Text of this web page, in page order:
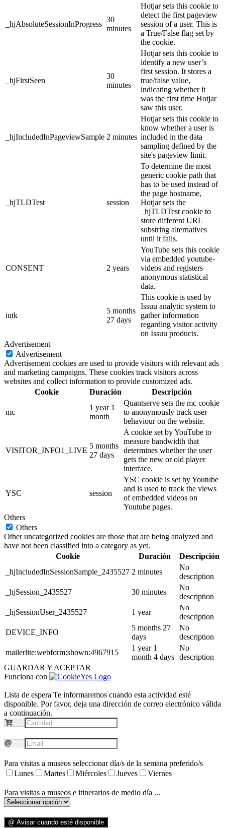
_hjAbsoluteSessionInProgress
30
minutes
Hotjar sets this cookie to
detect the first pageview
session of a user. This is
a True/False flag set by
the cookie.
_hjFirstSeen
30
minutes
Hotjar sets this cookie to
identify a new user’s
first session. It stores a
true/false value,
indicating whether it
was the first time Hotjar
saw this user.
_hjIncludedInPageviewSample 2 minutes
Hotjar sets this cookie to
know whether a user is
included in the data
sampling defined by the
site's pageview limit.
_hjTLDTest session
To determine the most
generic cookie path that
has to be used instead of
the page hostname,
Hotjar sets the
_hjTLDTest cookie to
store different URL
substring alternatives
until it fails.
CONSENT 2 years
YouTube sets this cookie
via embedded youtube-
videos and registers
anonymous statistical
data.
iutk
5 months
27 days
This cookie is used by
Issuu analytic system to
gather information
regarding visitor activity
on Issuu products.
Advertisement
Advertisement
Advertisement cookies are used to provide visitors with relevant ads
and marketing campaigns. These cookies track visitors across
websites and collect information to provide customized ads.
Cookie
Duración Descripción
mc
1 year 1
month
Quantserve sets the mc cookie
to anonymously track user
behaviour on the website.
VISITOR_INFO1_LIVE
5 months
27 days
A cookie set by YouTube to
measure bandwidth that
determines whether the user
gets the new or old player
interface.
YSC session
YSC cookie is set by Youtube
and is used to track the views
of embedded videos on
Youtube pages.
Others
Others
Other uncategorized cookies are those that are being analyzed and
have not been classified into a category as yet.
Cookie
Duración
Descripción
_hjIncludedInSessionSample_2435527 2 minutes
No
description
_hjSession_2435527
30 minutes
No
description
_hjSessionUser_2435527
1 year
No
description
DEVICE_INFO
5 months 27
days
No
description
mailerlite:webform:shown:4967915
1 year 1
month 4 days
No
description
GUARDAR Y ACEPTAR
Funciona con
Lista de espera Te informaremos cuando esta actividad esté
disponible. Por favor, deja una dirección de correo electrónico válida
a continuación.
Para visitas a museos seleccionar día/s de la semana preferido/s
Lunes
Martes Miércoles Jueves Viernes
Para visitas a museos e itinerarios de medio día ...
@ Avisar cuando esté disponible